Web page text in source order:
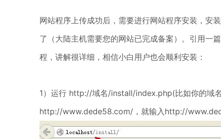
网站程序上传成功后，需要进行网站程序安装，安
了（大陆主机需要您的网站已完成备案）。引用一篇
程 ，讲解很详细，相信小白用户也会顺利安装：
1）运行 http://域名/install/index.php(比如你的域
http://www.dede58.com/，就输入http://